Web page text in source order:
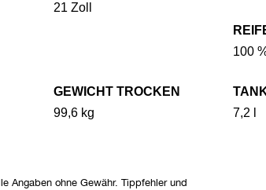
21 Zoll
100
GEWICHT TROCKEN
99,6 kg
7,2 l
Angaben ohne Gewähr. Tippfehler und